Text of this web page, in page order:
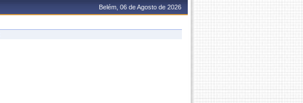
Belém, 06 de Agosto de 2026